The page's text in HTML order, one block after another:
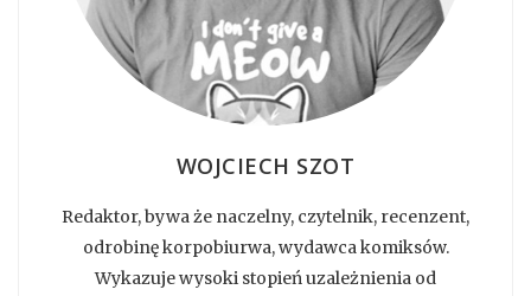
WOJCIECH SZOT
Redaktor, bywa że naczelny, czytelnik, recenzent,
odrobinę korpobiurwa, wydawca komiksów.
Wykazuje wysoki stopień uzależnienia od